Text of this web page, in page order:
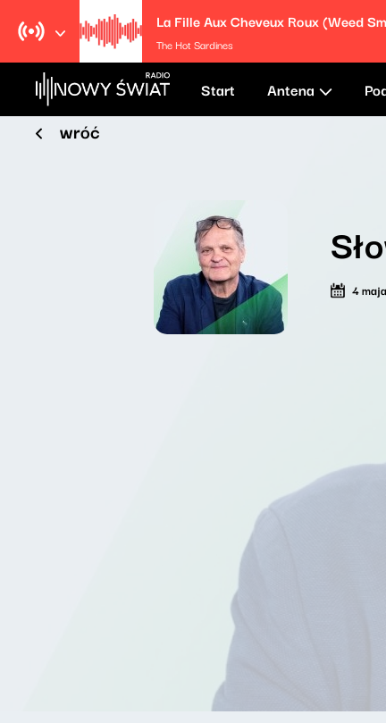
The Hot Sardines
Start Antena
wróć
4